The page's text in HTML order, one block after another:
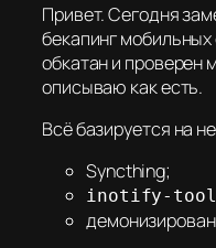
Привет. Сегодня
бекапинг
обкатан и проверен
описываю как есть.
Всё базируется на
Syncthing;
inotify-